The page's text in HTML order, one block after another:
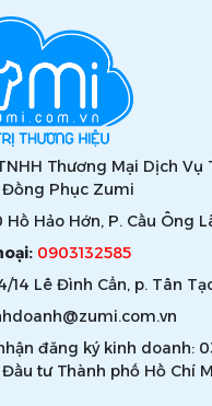
Thương Mại Dịch Vụ
Phục Zumi
Hồ Hảo Hớn, P. Cầu Ông
0903132585
14 Lê Đình Cẩn, p. Tân
đăng ký kinh doanh:
Đầu tư Thành phố Hồ Chí